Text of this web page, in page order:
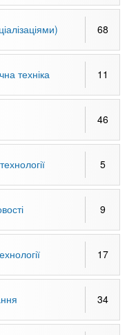
68
техніка 11
46
5
9
17
34